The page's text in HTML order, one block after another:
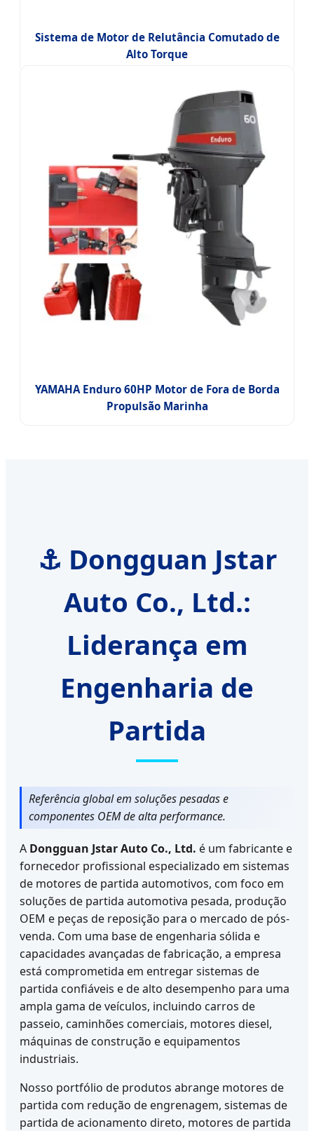
Sistema de Motor de Relutância Comutado de
Alto Torque
YAMAHA Enduro 60HP Motor de Fora de Borda
Propulsão Marinha
⚓ Dongguan Jstar
Auto Co., Ltd.:
Liderança em
Engenharia de
Partida
Referência global em soluções pesadas e
componentes OEM de alta performance.
A Dongguan Jstar Auto Co., Ltd. é um fabricante e
fornecedor profissional especializado em sistemas
de motores de partida automotivos, com foco em
soluções de partida automotiva pesada, produção
OEM e peças de reposição para o mercado de pós-
venda. Com uma base de engenharia sólida e
capacidades avançadas de fabricação, a empresa
está comprometida em entregar sistemas de
partida confiáveis e de alto desempenho para uma
ampla gama de veículos, incluindo carros de
passeio, caminhões comerciais, motores diesel,
máquinas de construção e equipamentos
industriais.
Nosso portfólio de produtos abrange motores de
partida com redução de engrenagem, sistemas de
partida de acionamento direto, motores de partida